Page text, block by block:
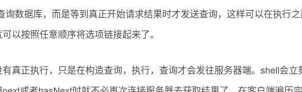
询数据库，而是等到真正开始请求结果时才发送查询，这样可以在执行
以按照任意顺序将选项链接起来了。
真正执行，只是在构造查询，执行，查询才会发往服务器端。shell会